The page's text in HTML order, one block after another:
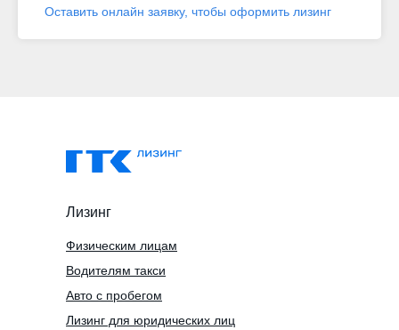
Оставить онлайн заявку, чтобы оформить лизинг
Лизинг
Водителям такси
Физическим лицам
Авто с пробегом
Лизинг для юридических лиц